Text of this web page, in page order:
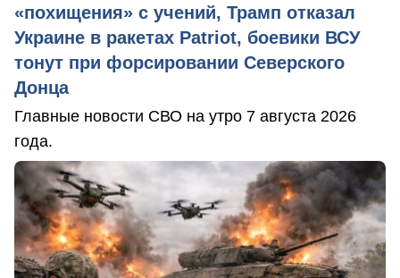
«похищения» с учений, Трамп отказал
Украине в ракетах Patriot, боевики ВСУ
тонут при форсировании Северского
Донца
Главные новости СВО на утро 7 августа 2026
года.